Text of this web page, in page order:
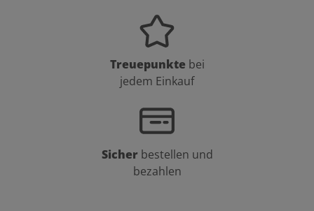
Treuepunkte bei
jedem Einkauf
Sicher bestellen und
bezahlen